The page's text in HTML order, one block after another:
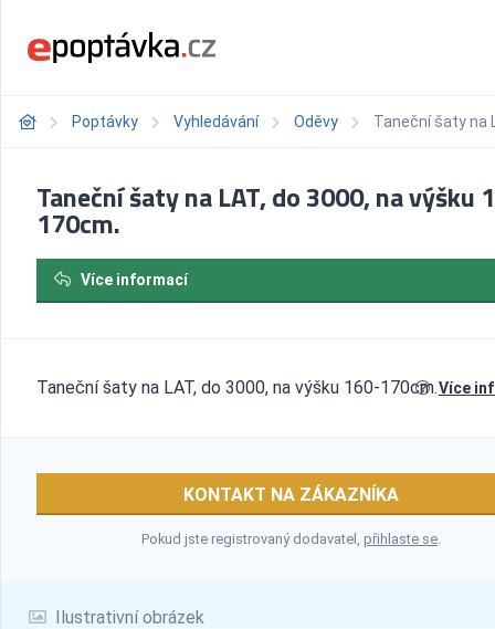
Poptávky Vyhledávání Oděvy Taneční šaty na
Ilustrativní obrázek
Taneční šaty na LAT, do 3000, na výšku
170cm.
Více informací
Taneční šaty na LAT, do 3000, na výšku 160-170cm.Více
KONTAKT NA ZÁKAZNÍKA
Pokud jste registrovaný dodavatel, přihlaste se.